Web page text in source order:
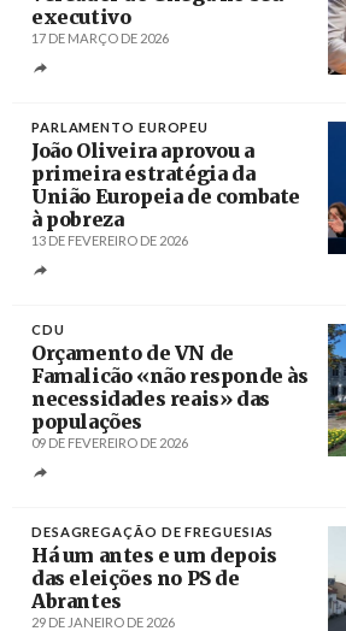
executivo
17 DE MARÇO DE 2026
PARLAMENTO EUROPEU
João Oliveira aprovou a
primeira estratégia da
União Europeia de combate
à pobreza
13 DE FEVEREIRO DE 2026
CDU
Orçamento de VN de
Famalicão «não responde às
necessidades reais» das
populações
09 DE FEVEREIRO DE 2026
DESAGREGAÇÃO DE FREGUESIAS
Há um antes e um depois
das eleições no PS de
Abrantes
29 DE JANEIRO DE 2026